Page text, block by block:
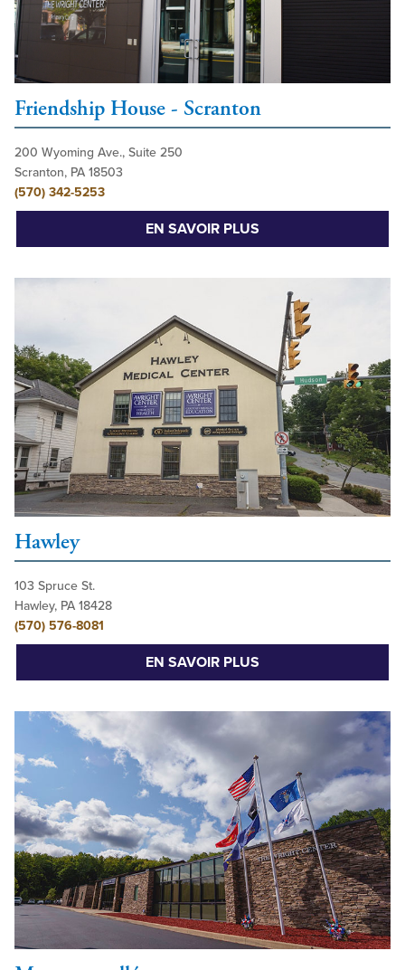
Friendship House - Scranton
200 Wyoming Ave., Suite 250
Scranton, PA 18503
(570) 342-5253
EN SAVOIR PLUS
Hawley
103 Spruce St.
Hawley, PA 18428
(570) 576-8081
EN SAVOIR PLUS